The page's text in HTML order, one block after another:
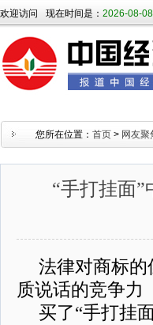
欢迎访问 现在时间是： 2026-08-
您所在位置： 首页 > 网友聚
“手打挂面”
法律对商标
质说话的竞争力
买了“手打挂